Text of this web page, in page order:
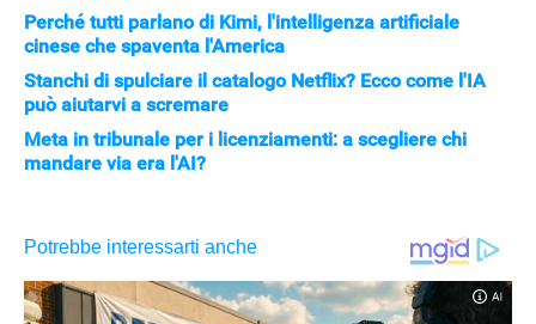
Perché tutti parlano di Kimi, l'intelligenza artificiale
cinese che spaventa l'America
Stanchi di spulciare il catalogo Netflix? Ecco come l'IA
può aiutarvi a scremare
Meta in tribunale per i licenziamenti: a scegliere chi
mandare via era l'AI?